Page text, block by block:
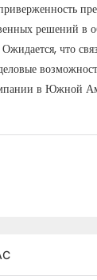
решений в
что
в Южной